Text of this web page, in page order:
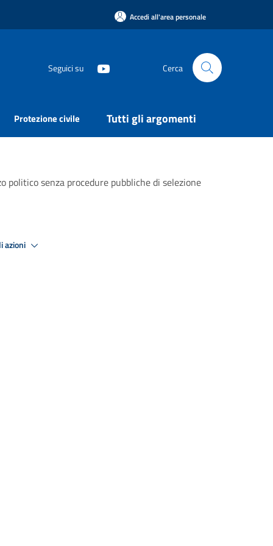
Accedi all'area personale
Seguici su Cerca
Protezione civile Tutti gli argomenti
politico senza procedure pubbliche di selezione
azioni